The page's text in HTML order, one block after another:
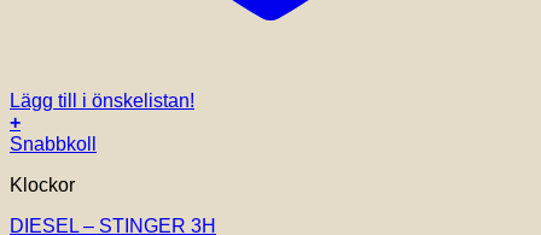
Lägg till i önskelistan!
+
Snabbkoll
Klockor
DIESEL – STINGER 3H